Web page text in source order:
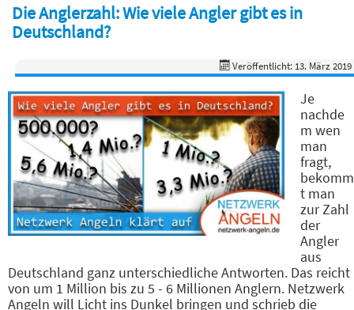
Die Anglerzahl: Wie viele Angler gibt es in
Deutschland?
Veröffentlicht: 13. März 2019
Je
nachde
m wen
man
fragt,
bekomm
t man
zur Zahl
der
Angler
aus
Deutschland ganz unterschiedliche Antworten. Das reicht
von um 1 Million bis zu 5 - 6 Millionen Anglern. Netzwerk
Angeln will Licht ins Dunkel bringen und schrieb die